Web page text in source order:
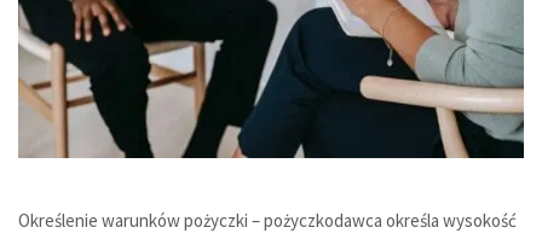
Określenie warunków pożyczki – pożyczkodawca określa wysokość